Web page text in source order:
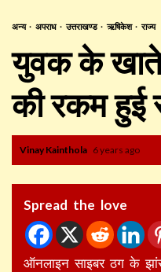
अन्य अपराध उत्तराखण्ड ऋषिकेश राज्य
युवक के
की रकम हुई
Vinay Kainthola 6 years ago
Spread the love
ऑनलाइन साइबर ठग के